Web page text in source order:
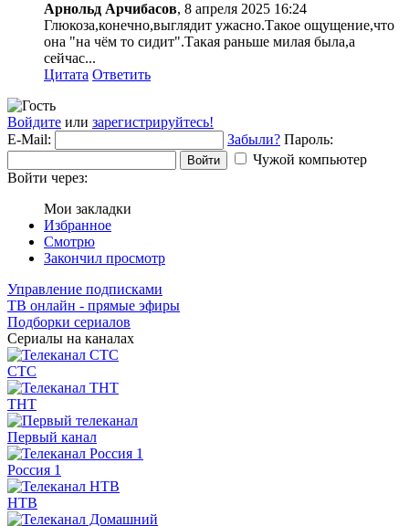
Арнольд Арчибасов, 8 апреля 2025 16:24
Глюкоза,конечно,выглядит ужасно.Такое ощущение,что
она "на чём то сидит".Такая раньше милая была,а
сейчас...
Цитата Ответить
Войдите или зарегистрируйтесь!
E-Mail:
Забыли? Пароль:
Войти
Чужой компьютер
Войти через:
Мои закладки
Избранное
Смотрю
Закончил просмотр
Управление подписками
ТВ онлайн - прямые эфиры
Подборки сериалов
Сериалы на каналах
СТС
ТНТ
Первый канал
Россия 1
НТВ